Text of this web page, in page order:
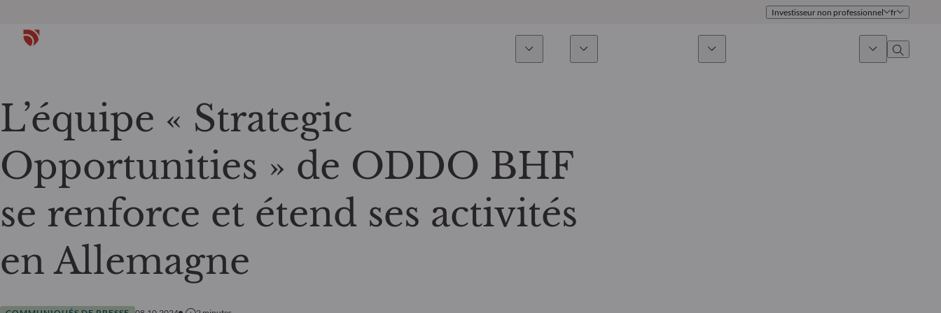
Investisseur non professionnel fr
Obligations
Multi-Actifs
Comment souscrire ?
L’équipe « Strategic
Opportunities » de ODDO BHF
se renforce et étend ses activités
en Allemagne